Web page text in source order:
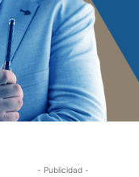
- Publicidad -